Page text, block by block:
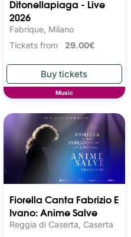
Ditonellapiaga - Live
2026
Fabrique, Milano
Tickets from 29.00€
Music
Fiorella Canta Fabrizio E
Ivano: Anime Salve
Reggia di Caserta, Caserta